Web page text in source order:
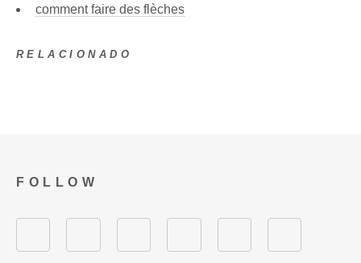
comment faire des flèches
RELACIONADO
FOLLOW